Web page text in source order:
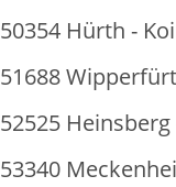
50354 Hürth -
51688
52525
53340